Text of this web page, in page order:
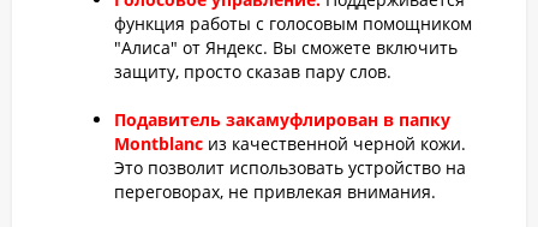
функция работы с голосовым помощником
"Алиса" от Яндекс. Вы сможете включить
защиту, просто сказав пару слов.
Подавитель закамуфлирован в папку
Montblanc из качественной черной кожи.
Это позволит использовать устройство на
переговорах, не привлекая внимания.